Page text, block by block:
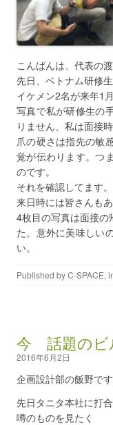
こんばんは、代表の渡
先日、ベトナム研修
イケメン2名が来年1
写真で私が研修生の
りません、私は面接
爪の硬さは指先の敏
覚が伝わります。つ
のです。
それを確認してます。
来日時には皆さんも
4枚目の写真は面接の
た。意外に美味しい
い。
Published byC-SPACE,
今 話題のビ
2016年6月2日
企画設計部の飯野です
先日タニタ本社に打
噂のものを見たく